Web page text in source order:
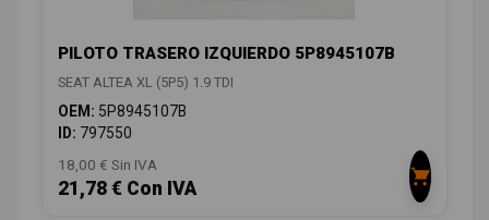
PILOTO TRASERO IZQUIERDO 5P8945107B
SEAT ALTEA XL (5P5) 1.9 TDI
OEM: 5P8945107B
ID: 797550
18,00 € Sin IVA
21,78 € Con IVA